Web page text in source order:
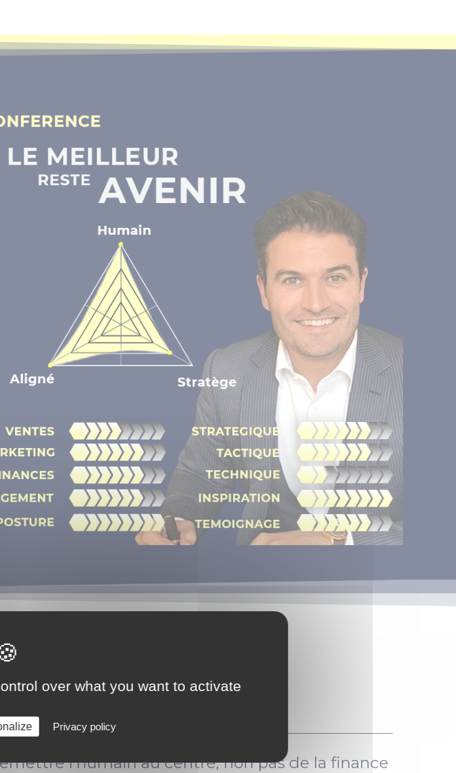
l’humain au centre, non pas de la finance
over what you want to activate
Privacy policy